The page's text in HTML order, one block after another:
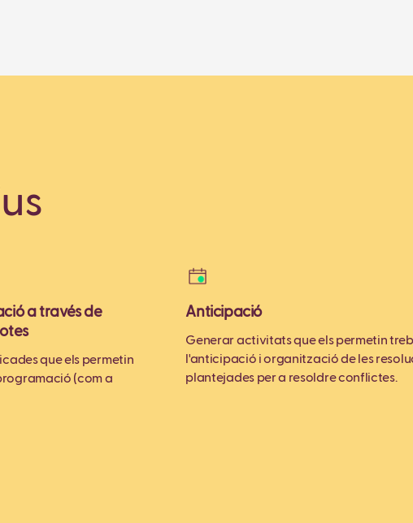
a través de
que els permetin
(com a
Anticipació
Generar activitats que els permetin
l'anticipació i organització de les
plantejades per a resoldre conflictes.